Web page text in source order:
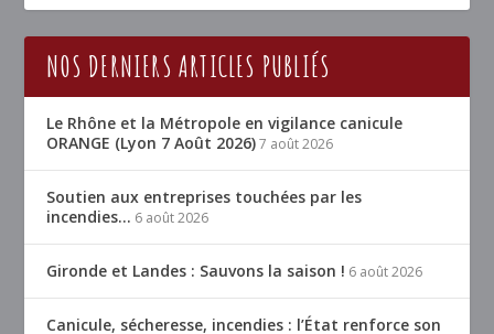
NOS DERNIERS ARTICLES PUBLIÉS
Le Rhône et la Métropole en vigilance canicule
ORANGE (Lyon 7 Août 2026) 7 août 2026
Soutien aux entreprises touchées par les
incendies… 6 août 2026
Gironde et Landes : Sauvons la saison ! 6 août 2026
Canicule, sécheresse, incendies : l’État renforce son